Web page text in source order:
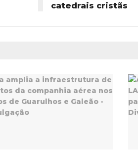
catedrais cristãs